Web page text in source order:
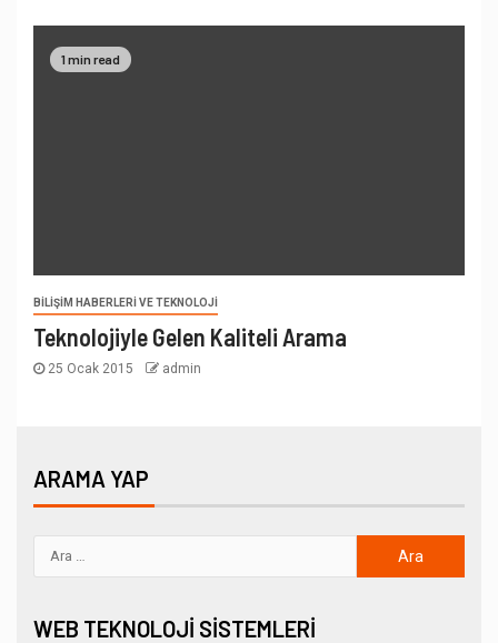
1 min read
BILIŞIM HABERLERI VE TEKNOLOJI
Teknolojiyle Gelen Kaliteli Arama
25 Ocak 2015 admin
ARAMA YAP
WEB TEKNOLOJI SISTEMLERI